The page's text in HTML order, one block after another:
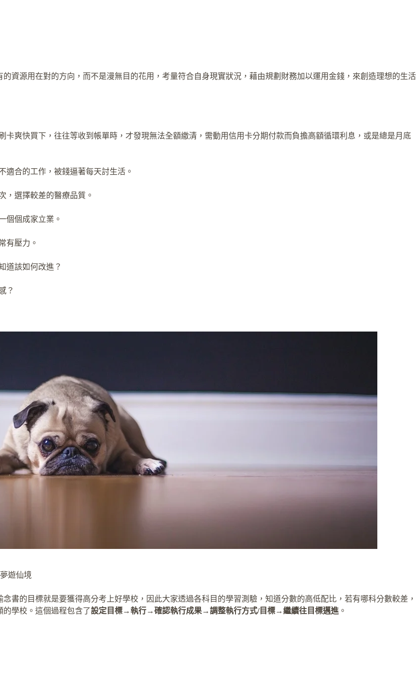
資源用在對的方向，而不是漫無目的花用，考量符合自身現實狀況，藉由規劃財務加以運用金錢，來創造理想的生活
爽快買下，往往等收到帳單時，才發現無法全額繳清，需動用信用卡分期付款而負擔高額循環利息，或是總是月底
適合的工作，被錢逼著每天討生活。
，選擇較差的醫療品質。
個個成家立業。
有壓力。
道該如何改進？
？
遊仙境
書的目標就是要獲得高分考上好學校，因此大家透過各科目的學習測驗，知道分數的高低配比，若有哪科分數較差，
學校。這個過程包含了設定目標→執行→確認執行成果→調整執行方式/目標→繼續往目標邁進 。